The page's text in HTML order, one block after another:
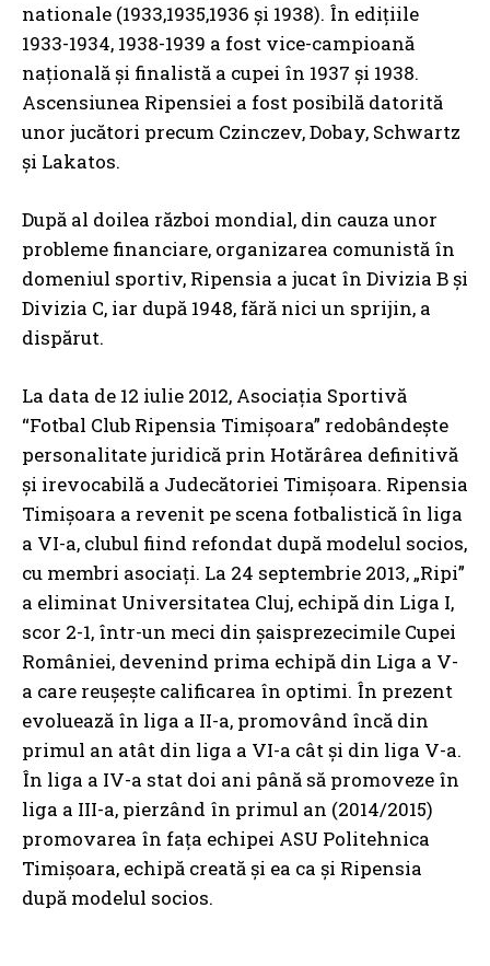
nationale (1933,1935,1936 și 1938). În edițiile
1933-1934, 1938-1939 a fost vice-campioană
națională și finalistă a cupei în 1937 și 1938.
Ascensiunea Ripensiei a fost posibilă datorită
unor jucători precum Czinczev, Dobay, Schwartz
și Lakatos.
După al doilea război mondial, din cauza unor
probleme financiare, organizarea comunistă în
domeniul sportiv, Ripensia a jucat în Divizia B și
Divizia C, iar după 1948, fără nici un sprijin, a
dispărut.
La data de 12 iulie 2012, Asociația Sportivă
“Fotbal Club Ripensia Timișoara” redobândește
personalitate juridică prin Hotărârea definitivă
și irevocabilă a Judecătoriei Timișoara. Ripensia
Timișoara a revenit pe scena fotbalistică în liga
a VI-a, clubul fiind refondat după modelul socios,
cu membri asociați. La 24 septembrie 2013, „Ripi”
a eliminat Universitatea Cluj, echipă din Liga I,
scor 2-1, într-un meci din șaisprezecimile Cupei
României, devenind prima echipă din Liga a V-
a care reușește calificarea în optimi. În prezent
evoluează în liga a II-a, promovând încă din
primul an atât din liga a VI-a cât și din liga V-a.
În liga a IV-a stat doi ani până să promoveze în
liga a III-a, pierzând în primul an (2014/2015)
promovarea în fața echipei ASU Politehnica
Timișoara, echipă creată și ea ca și Ripensia
după modelul socios.